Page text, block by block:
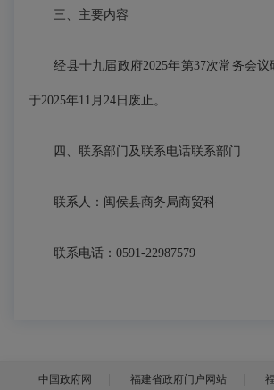
三、主要内容
经县十九届政府2025年第37次常务会议
于2025年11月24日废止。
四、联系部门及联系电话联系部门
联系人：闽侯县商务局商贸科
联系电话：0591-22987579
中国政府网 福建省政府门户网站